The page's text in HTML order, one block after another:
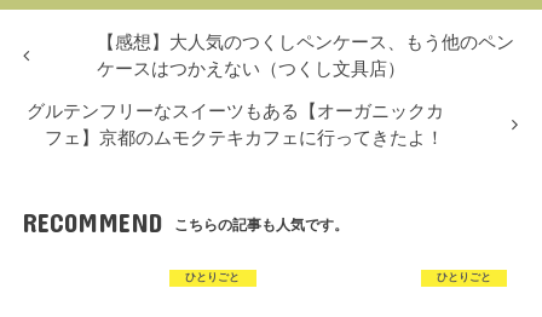
【感想】大人気のつくしペンケース、もう他のペン
ケースはつかえない（つくし文具店）
グルテンフリーなスイーツもある【オーガニックカ
フェ】京都のムモクテキカフェに行ってきたよ！
RECOMMEND こちらの記事も人気です。
ひとりごと ひとりごと